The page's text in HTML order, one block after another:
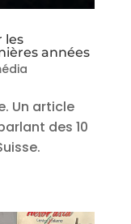
les
années
Un article
des 10